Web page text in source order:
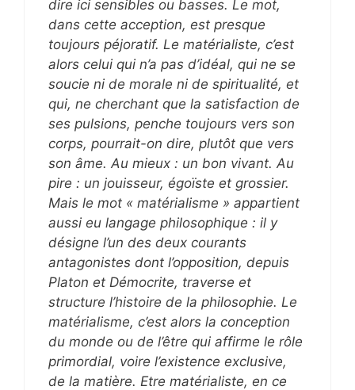
dire ici sensibles ou basses. Le mot,
dans cette acception, est presque
toujours péjoratif. Le matérialiste, c’est
alors celui qui n’a pas d’idéal, qui ne se
soucie ni de morale ni de spiritualité, et
qui, ne cherchant que la satisfaction de
ses pulsions, penche toujours vers son
corps, pourrait-on dire, plutôt que vers
son âme. Au mieux : un bon vivant. Au
pire : un jouisseur, égoïste et grossier.
Mais le mot « matérialisme » appartient
aussi eu langage philosophique : il y
désigne l’un des deux courants
antagonistes dont l’opposition, depuis
Platon et Démocrite, traverse et
structure l’histoire de la philosophie. Le
matérialisme, c’est alors la conception
du monde ou de l’être qui affirme le rôle
primordial, voire l’existence exclusive,
de la matière. Etre matérialiste, en ce